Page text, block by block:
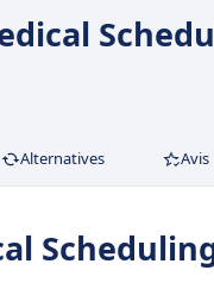
Alternatives Avis